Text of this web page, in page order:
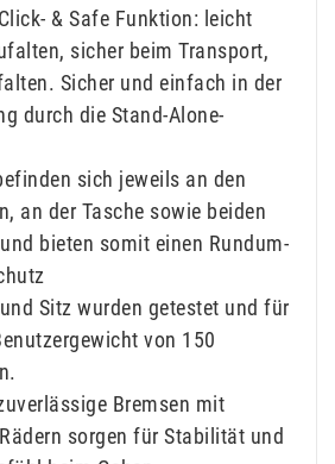
& Safe Funktion: leicht
sicher beim Transport,
Sicher und einfach in der
durch die Stand-Alone-
sich jeweils an den
an der Tasche sowie beiden
bieten somit einen Rundum-
Sitz wurden getestet und für
von 150
Bremsen mit
sorgen für Stabilität und